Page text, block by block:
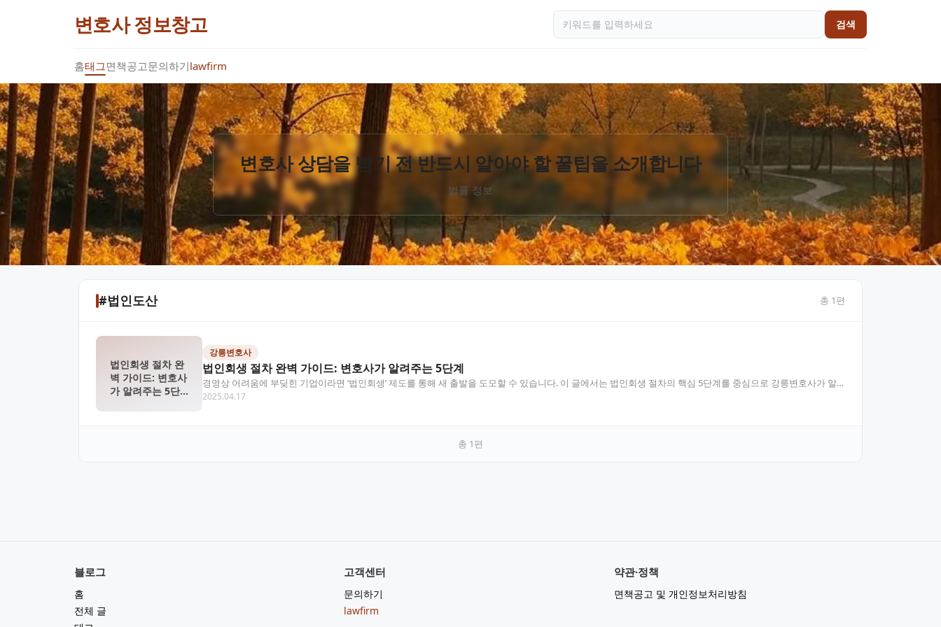
변호사 정보창고 검색
홈태그면책공고문의하기lawfirm
변호사 상담을 받기 전 반드시 알아야 할 꿀팁을 소개합니다
법률 정보
#법인도산 총 1편
법인회생 절차 완
벽 가이드: 변호사
가 알려주는 5단
강릉변호사
법인회생 절차 완벽 가이드: 변호사가 알려주는 5단계
경영상 어려움에 부딪힌 기업이라면 ‘법인회생’ 제도를 통해 새 출발을 도모할 수 있습니다. 이 글에서는 법인회생 절차의 핵심 5단계를 중심으로 강릉변호사가 알
려주는 실무적인 팁과…
2025.04.17
총 1편
블로그
홈
전체 글
고객센터
문의하기
lawfirm
약관·정책
면책공고 및 개인정보처리방침